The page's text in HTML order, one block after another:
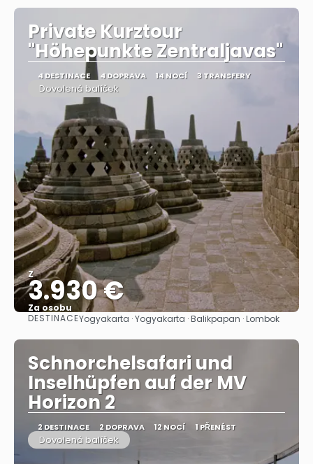
Private Kurztour
"Höhepunkte Zentraljavas"
4 DESTINACE 4 DOPRAVA 14 NOCÍ 3 TRANSFERY
Dovolená balíček
Z
3.930 €
Za osobu
Zobrazit
DESTINACEYogyakarta · Yogyakarta · Balikpapan · Lombok
Schnorchelsafari und
Inselhüpfen auf der MV
Horizon 2
2 DESTINACE 2 DOPRAVA 12 NOCÍ 1 PŘENÉST
Dovolená balíček